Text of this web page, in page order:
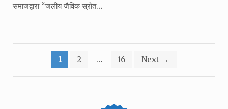
समाजद्वारा “जलीय जैविक स्रोत…
pagination
1 2 … 16 Next →